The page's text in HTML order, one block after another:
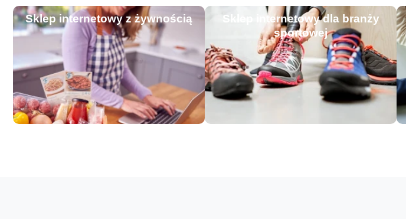
Sklep internetowy z żywnością
Sklep internetowy dla branży
sportowej